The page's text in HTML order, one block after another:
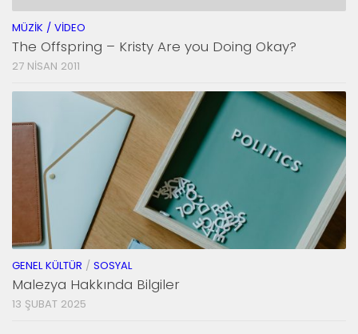
MÜZIK / VIDEO
The Offspring – Kristy Are you Doing Okay?
27 NISAN 2011
GENEL KÜLTÜR / SOSYAL
Malezya Hakkında Bilgiler
13 ŞUBAT 2025